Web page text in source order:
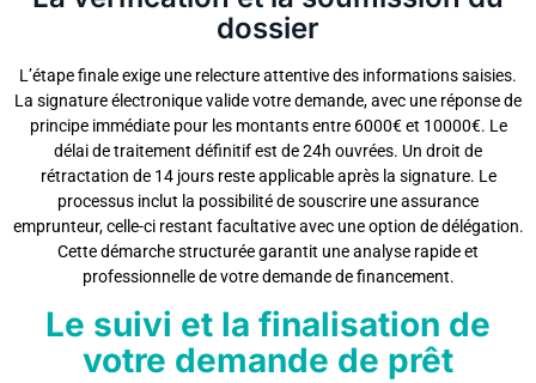
dossier
L’étape finale exige une relecture attentive des informations saisies.
La signature électronique valide votre demande, avec une réponse de
principe immédiate pour les montants entre 6000€ et 10000€. Le
délai de traitement définitif est de 24h ouvrées. Un droit de
rétractation de 14 jours reste applicable après la signature. Le
processus inclut la possibilité de souscrire une assurance
emprunteur, celle-ci restant facultative avec une option de délégation.
Cette démarche structurée garantit une analyse rapide et
professionnelle de votre demande de financement.
Le suivi et la finalisation de
votre demande de prêt